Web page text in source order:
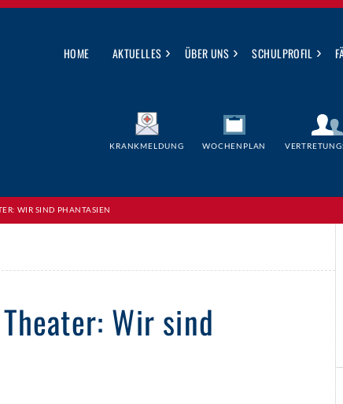
HOME AKTUELLES › ÜBER UNS › SCHULPROFIL ›
KRANKMELDUNG WOCHENPLAN
WIR SIND PHANTASIEN
Wir sind